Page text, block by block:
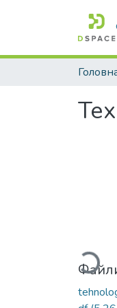
Вантажиться...